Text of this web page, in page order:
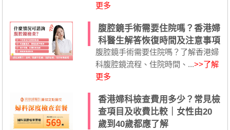
更多
腹腔鏡手術需要住院嗎？香港婦
科醫生解答恢復時間及注意事項
腹腔鏡手術需要住院嗎？了解香港婦
科腹腔鏡流程、住院時間、...>>了解
更多
香港婦科檢查費用多少？常見檢
查項目及收費比較｜女性由20
歲到40歲都應了解